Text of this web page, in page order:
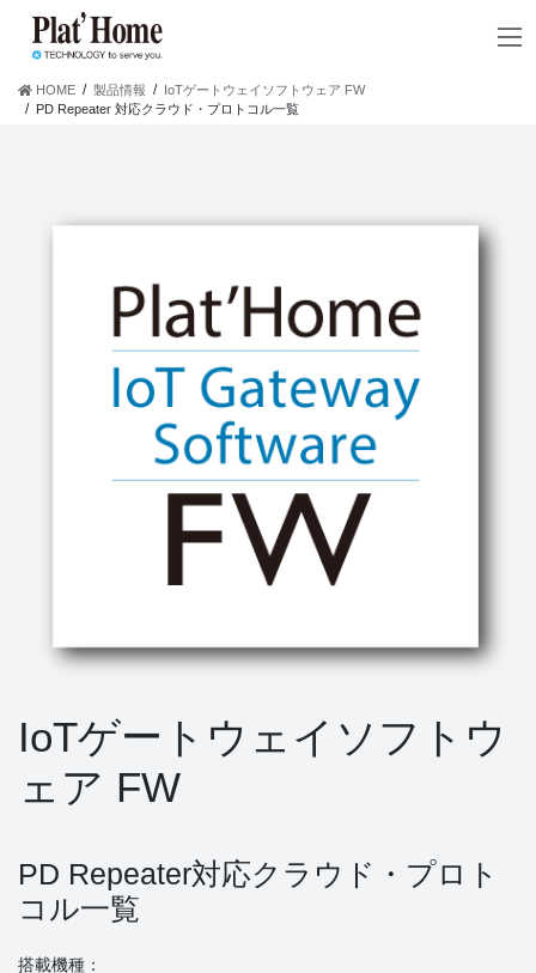
HOME 製品情報
IoTゲートウェイソフトウェア FW
PD Repeater 対応クラウド・プロトコル一覧
IoTゲートウェイソフトウ
ェア FW
PD Repeater対応クラウド・プロト
コル一覧
搭載機種：